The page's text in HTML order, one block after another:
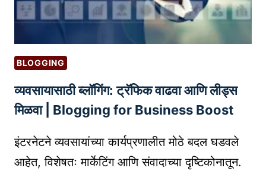
सा
य
वा
ण्या
सा
ठी
वे
BLOGGING
व्यवसायासाठी ब्लॉगिंग: ट्रॅफिक वाढवा आणि लीड्स
मिळवा | Blogging for Business Boost
इंटरनेटने व्यवसायांच्या कार्यप्रणालीत मोठे बदल घडवले
आहेत, विशेषतः मार्केटिंग आणि संवादाच्या दृष्टिकोनातून.